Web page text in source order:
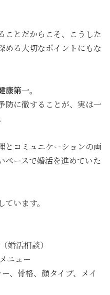
ことだからこそ、こうした
める大切なポイントにもな
第一。
防に徹することが、実は一
とコミュニケーションの両
ペースで婚活を進めていた
います。
婚活相談）
ニュー
、骨格、顔タイプ、メイ